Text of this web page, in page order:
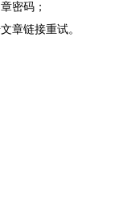
密码；
章链接重试。